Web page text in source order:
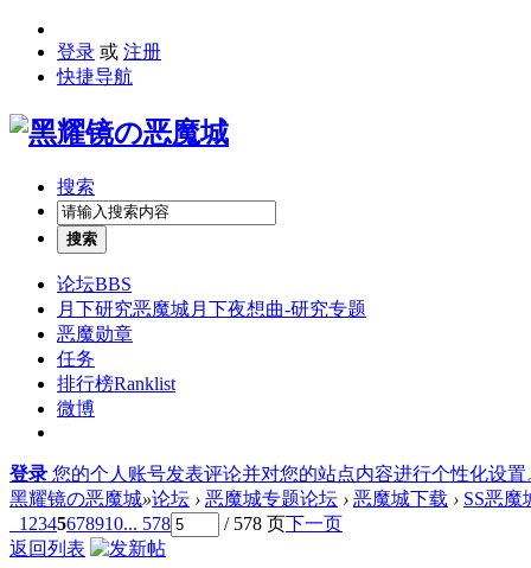
登录 或 注册
快捷导航
搜索
搜索
论坛BBS
月下研究恶魔城月下夜想曲-研究专题
恶魔勋章
任务
排行榜Ranklist
微博
登录 您的个人账号发表评论并对您的站点内容进行个性化设置
黑耀镜の恶魔城»论坛 › 恶魔城专题论坛 › 恶魔城下载 › SS恶
1 2345678910... 578 / 578 页下一页
返回列表